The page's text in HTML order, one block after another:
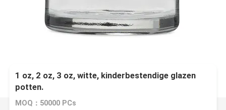
1 oz, 2 oz, 3 oz, witte, kinderbestendige glazen
potten.
MOQ：50000 PCs